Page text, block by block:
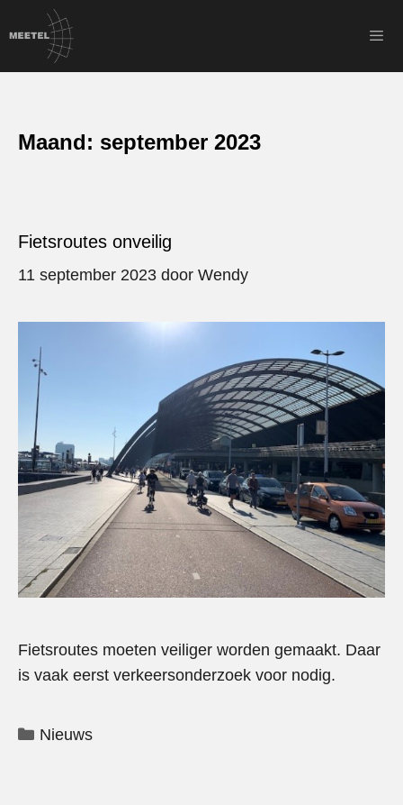
naar
Maand: september 2023
Fietsroutes onveilig
11 september 2023 door Wendy
Fietsroutes moeten veiliger worden gemaakt. Daar
is vaak eerst verkeersonderzoek voor nodig.
Categorieën
Nieuws